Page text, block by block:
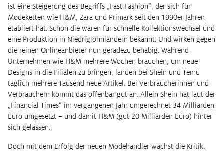
ist eine Steigerung des Begriffs „Fast Fashion“, der sich für
Modeketten wie H&M, Zara und Primark seit den 1990er Jahren
etabliert hat. Schon die waren für schnelle Kollektionswechsel und
eine Produktion in Niedriglohnländern bekannt. Und wirken gegen
die reinen Onlineanbieter nun geradezu behäbig. Während
Unternehmen wie H&M mehrere Wochen brauchen, um neue
Designs in die Filialen zu bringen, landen bei Shein und Temu
täglich mehrere Tausend neue Artikel. Bei Verbraucherinnen und
Verbrauchern kommt das offenbar gut an. Allein Shein hat laut der
„Financial Times“ im vergangenen Jahr umgerechnet 34 Milliarden
Euro umgesetzt – und damit H&M (gut 20 Milliarden Euro) hinter
sich gelassen.
Doch mit dem Erfolg der neuen Modehändler wächst die Kritik.